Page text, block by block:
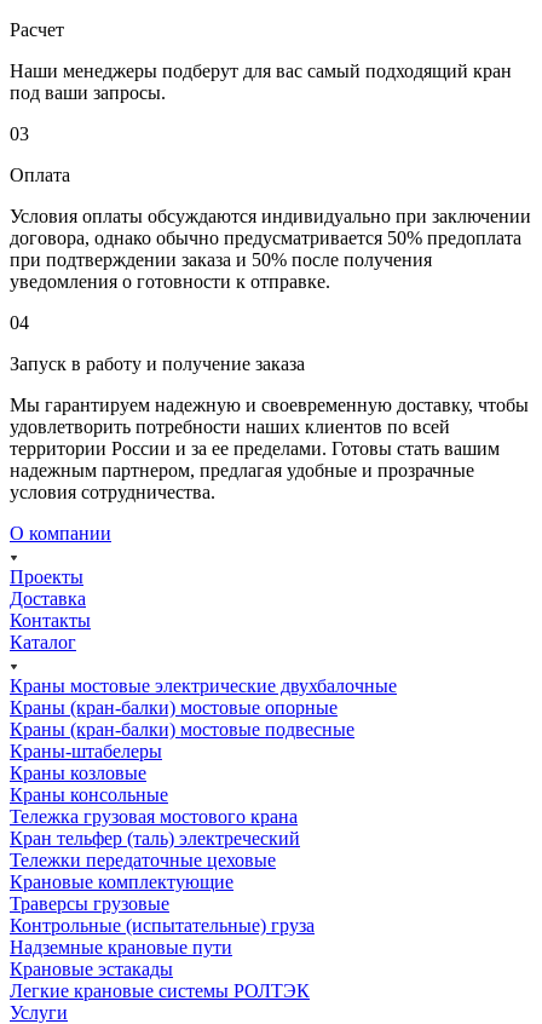
Расчет
Наши менеджеры подберут для вас самый подходящий кран
под ваши запросы.
03
Оплата
Условия оплаты обсуждаются индивидуально при заключении
договора, однако обычно предусматривается 50% предоплата
при подтверждении заказа и 50% после получения
уведомления о готовности к отправке.
04
Запуск в работу и получение заказа
Мы гарантируем надежную и своевременную доставку, чтобы
удовлетворить потребности наших клиентов по всей
территории России и за ее пределами. Готовы стать вашим
надежным партнером, предлагая удобные и прозрачные
условия сотрудничества.
О компании
Проекты
Доставка
Контакты
Каталог
Краны мостовые электрические двухбалочные
Краны (кран-балки) мостовые опорные
Краны (кран-балки) мостовые подвесные
Краны-штабелеры
Краны козловые
Краны консольные
Тележка грузовая мостового крана
Кран тельфер (таль) электреческий
Тележки передаточные цеховые
Крановые комплектующие
Траверсы грузовые
Контрольные (испытательные) груза
Надземные крановые пути
Крановые эстакады
Легкие крановые системы РОЛТЭК
Услуги